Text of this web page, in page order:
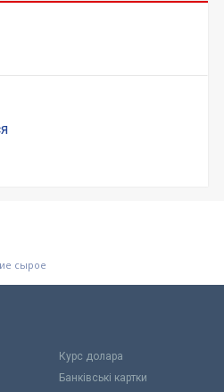
сырое
Курс долара
Банківські картки